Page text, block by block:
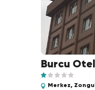
Burcu Otel
Merkez,